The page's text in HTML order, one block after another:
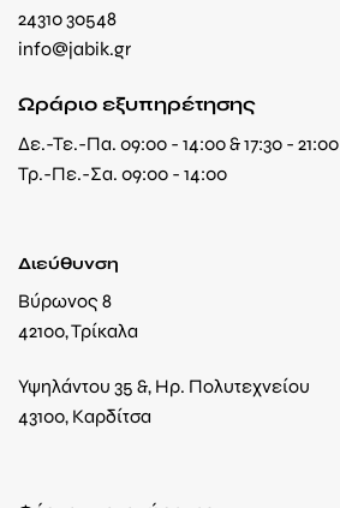
24310 30548
info@jabik.gr
Ωράριο εξυπηρέτησης
Δε.-Τε.-Πα. 09:00 - 14:00 & 17:30 - 21:00
Τρ.-Πε.-Σα. 09:00 - 14:00
Διεύθυνση
Βύρωνος 8
42100, Τρίκαλα
Υψηλάντου 35 &, Ηρ. Πολυτεχνείου
43100, Καρδίτσα